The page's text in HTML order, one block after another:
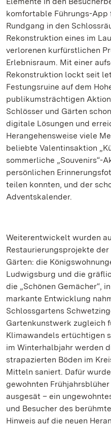
komfortable Führungs-
Rundgang in den
Rekonstruktion eines im
verlorenen kurfürstlichen
Erlebnisraum. Mit einer
Rekonstruktion lockt seit
Festungsruine auf dem
publikumsträchtigen
Schlösser und Gärten
digitale Lösungen und
Herangehensweise viele
beliebte Valentinsaktion
sommerliche „Souvenirs“-
persönlichen
teilen konnten, und der
Adventskalender.
Weiterentwickelt wurden
Restaurierungsprojekte
Gärten: die
Ludwigsburg und die
die „Schönen Gemächer“,
markante Entwicklung
Schlossgartens
Gartenkunstwerk zugleich
Klimawandels ertüchtigen
im Winterhalbjahr werden
strapazierten Böden im
Mitteln saniert. Dafür
gewohnten
ausgesät – ein
und Besucher des
Hinweis auf die neuen